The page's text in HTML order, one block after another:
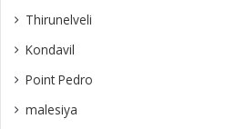
Thirunelveli
Kondavil
Point Pedro
malesiya